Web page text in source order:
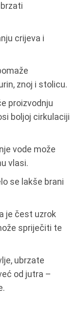
crijeva i
znoj i stolicu.
proizvodnju
boljoj cirkulaciji
vode može
vlasi.
se lakše brani
je čest uzrok
spriječiti te
ubrzate
od jutra –